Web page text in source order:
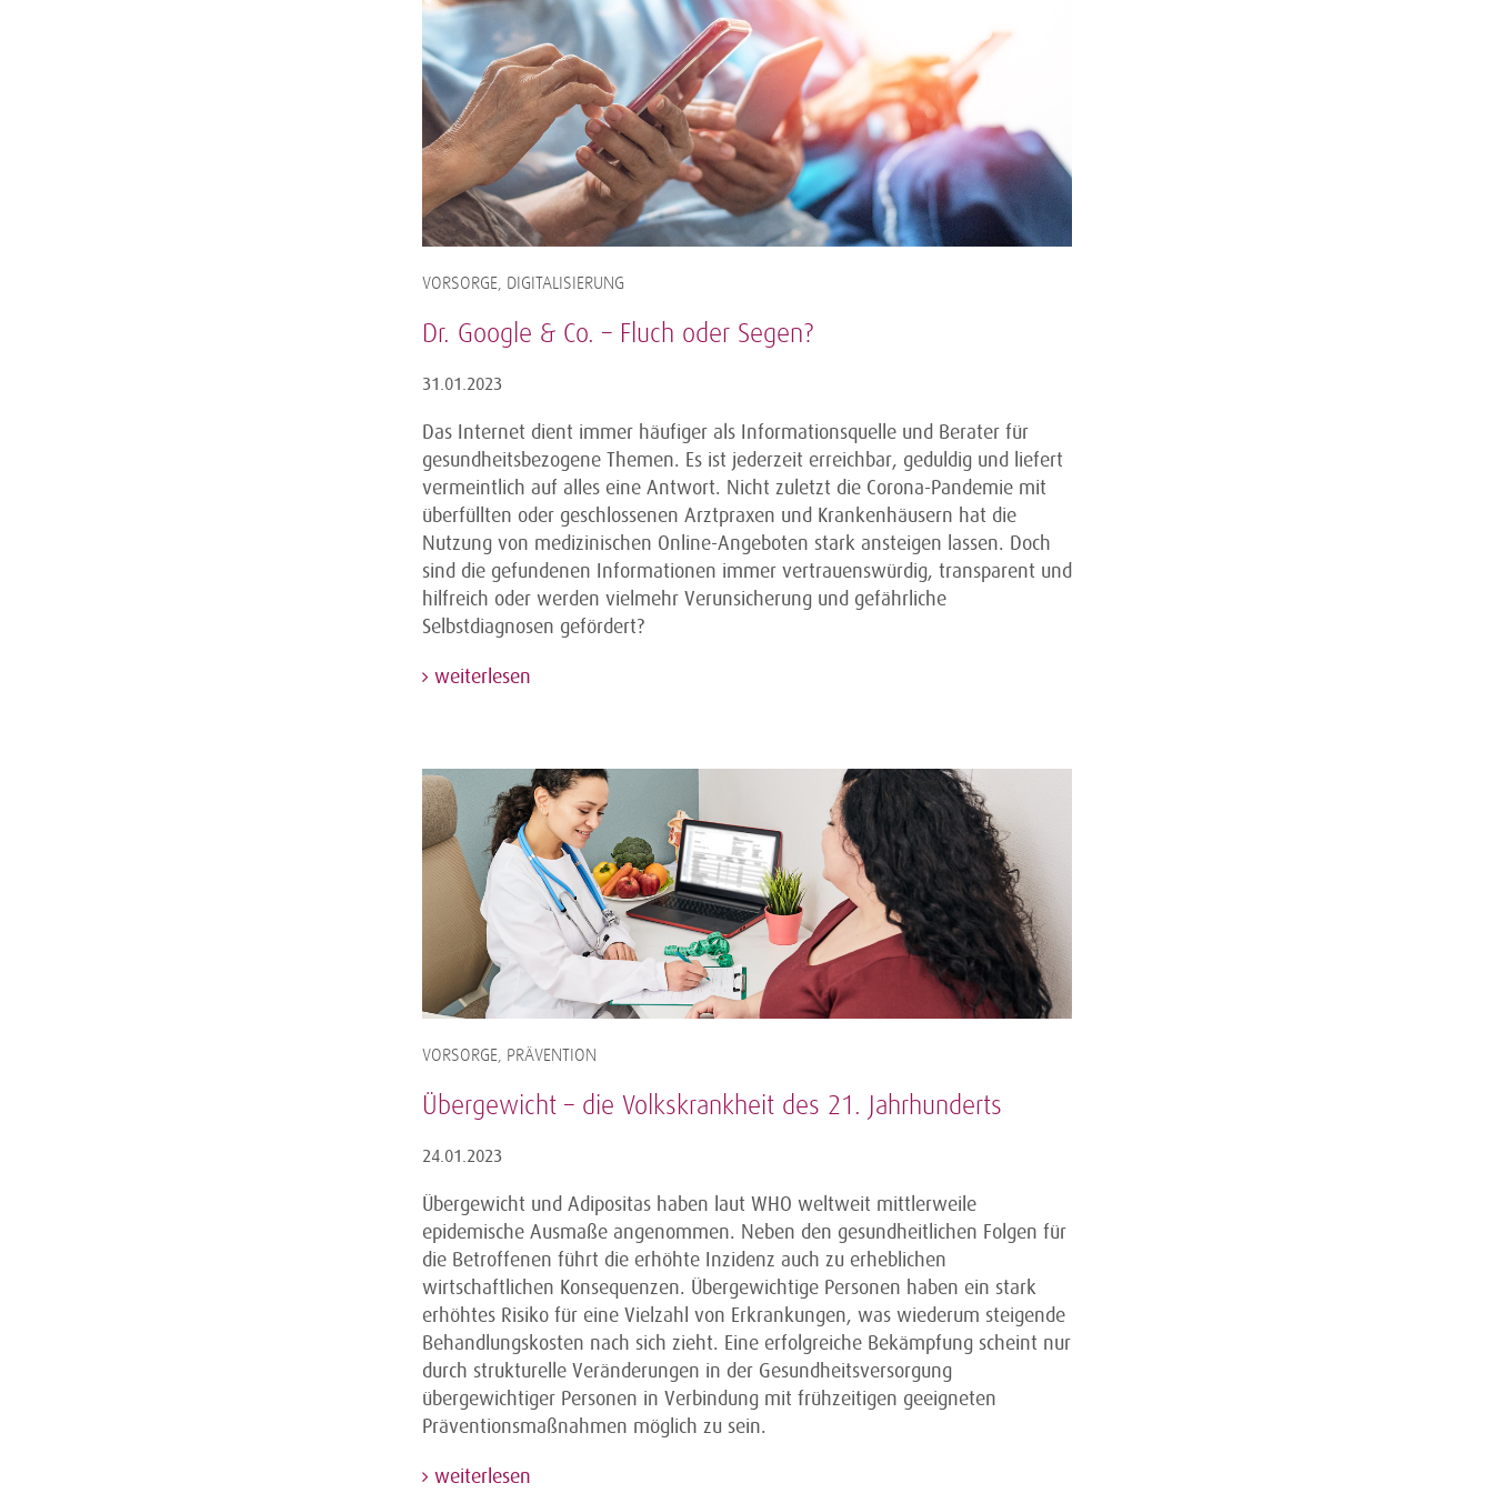
VORSORGE, DIGITALISIERUNG
Dr. Google & Co. – Fluch oder Segen?
31.01.2023
Das Internet dient immer häufiger als Informationsquelle und Berater für
gesundheitsbezogene Themen. Es ist jederzeit erreichbar, geduldig und liefert
vermeintlich auf alles eine Antwort. Nicht zuletzt die Corona-Pandemie mit
überfüllten oder geschlossenen Arztpraxen und Krankenhäusern hat die
Nutzung von medizinischen Online-Angeboten stark ansteigen lassen. Doch
sind die gefundenen Informationen immer vertrauenswürdig, transparent und
hilfreich oder werden vielmehr Verunsicherung und gefährliche
Selbstdiagnosen gefördert?
weiterlesen
VORSORGE, PRÄVENTION
Übergewicht – die Volkskrankheit des 21. Jahrhunderts
24.01.2023
Übergewicht und Adipositas haben laut WHO weltweit mittlerweile
epidemische Ausmaße angenommen. Neben den gesundheitlichen Folgen für
die Betroffenen führt die erhöhte Inzidenz auch zu erheblichen
wirtschaftlichen Konsequenzen. Übergewichtige Personen haben ein stark
erhöhtes Risiko für eine Vielzahl von Erkrankungen, was wiederum steigende
Behandlungskosten nach sich zieht. Eine erfolgreiche Bekämpfung scheint nur
durch strukturelle Veränderungen in der Gesundheitsversorgung
übergewichtiger Personen in Verbindung mit frühzeitigen geeigneten
Präventionsmaßnahmen möglich zu sein.
weiterlesen